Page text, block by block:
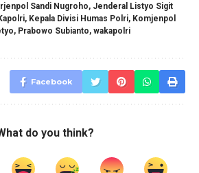
Irjenpol Sandi Nugroho, Jenderal Listyo Sigit
, Kepala Divisi Humas Polri, Komjenpol
, Prabowo Subianto, wakapolri
Facebook
do you think?